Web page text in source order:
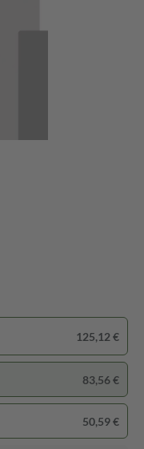
125,12 €
83,56 €
50,59 €